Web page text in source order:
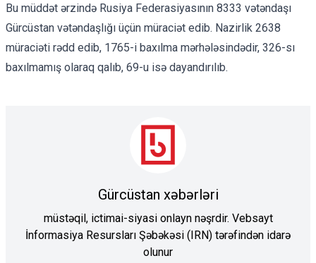
Bu müddət ərzində Rusiya Federasiyasının 8333 vətəndaşı
Gürcüstan vətəndaşlığı üçün müraciət edib. Nazirlik 2638
müraciəti rədd edib, 1765-i baxılma mərhələsindədir, 326-sı
baxılmamış olaraq qalıb, 69-u isə dayandırılıb.
Gürcüstan xəbərləri
müstəqil, ictimai-siyasi onlayn nəşrdir. Vebsayt
İnformasiya Resursları Şəbəkəsi (IRN) tərəfindən idarə
olunur